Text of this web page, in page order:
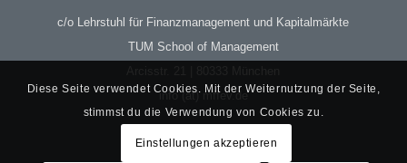
c/o Lehrstuhl für Finanzmanagement und Kapitalmärkte
TUM School of Management
info (at) mffev.de
Diese Seite verwendet Cookies. Mit der Weiternutzung der Seite,
stimmst du die Verwendung von Cookies zu.
Einstellungen akzeptieren